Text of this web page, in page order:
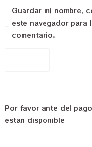
Guardar mi nombre,
este navegador para
comentario.
Por favor ante del
estan disponible